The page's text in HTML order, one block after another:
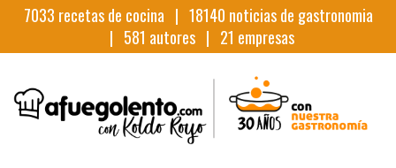
7033 recetas de cocina | 18140 noticias de gastronomia
| 581 autores | 21 empresas